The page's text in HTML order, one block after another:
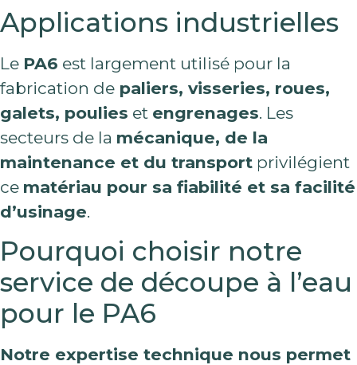
Applications industrielles
Le PA6 est largement utilisé pour la
fabrication de paliers, visseries, roues,
galets, poulies et engrenages. Les
secteurs de la mécanique, de la
maintenance et du transport privilégient
ce matériau pour sa fiabilité et sa facilité
d’usinage.
Pourquoi choisir notre
service de découpe à l’eau
pour le PA6
Notre expertise technique nous permet